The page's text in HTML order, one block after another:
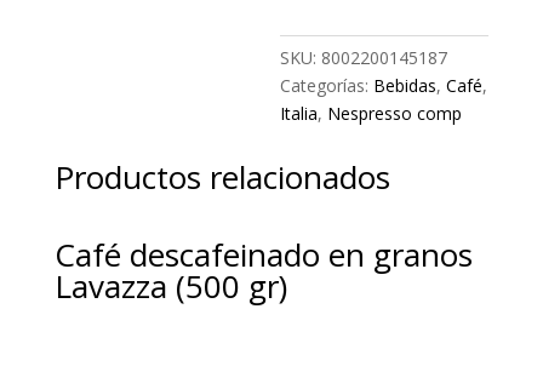
Complatible
NESPRESS0
10
caps
SKU: 8002200145187
Categorías: Bebidas,Café,
Italia, Nespresso comp
Productos relacionados
Café descafeinado en granos
Lavazza (500 gr)